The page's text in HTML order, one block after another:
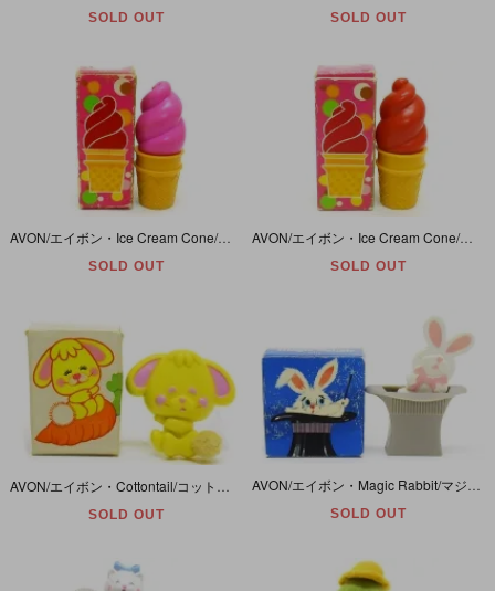
SOLD OUT SOLD OUT
AVON/エイボン・Ice Cream Cone/アイスクリームコーン・LIP POMADE/リップポマード・STRAWBERRY/ストロベリー・ピンク
SOLD OUT
AVON/エイボン・Ice Cream Cone/アイスクリームコーン・LIP POMADE/リップポマード・CHERRY/チェリー・レッド
SOLD OUT
SOLD OUT SOLD OUT